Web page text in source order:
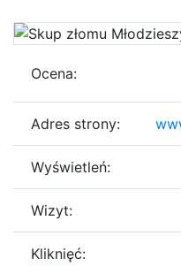
Ocena:
Adres strony:
Wyświetleń:
Wizyt:
Kliknięć: